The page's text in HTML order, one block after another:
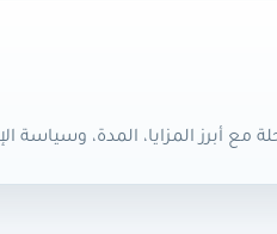
المزايا، المدة، وسياسة